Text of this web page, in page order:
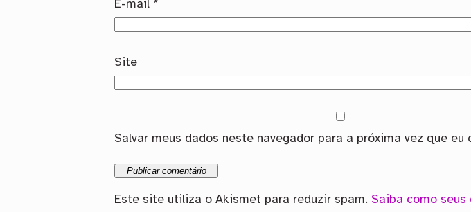
E-mail *
Site
Salvar meus dados neste navegador para a próxima vez que eu
Este site utiliza o Akismet para reduzir spam. Saiba como